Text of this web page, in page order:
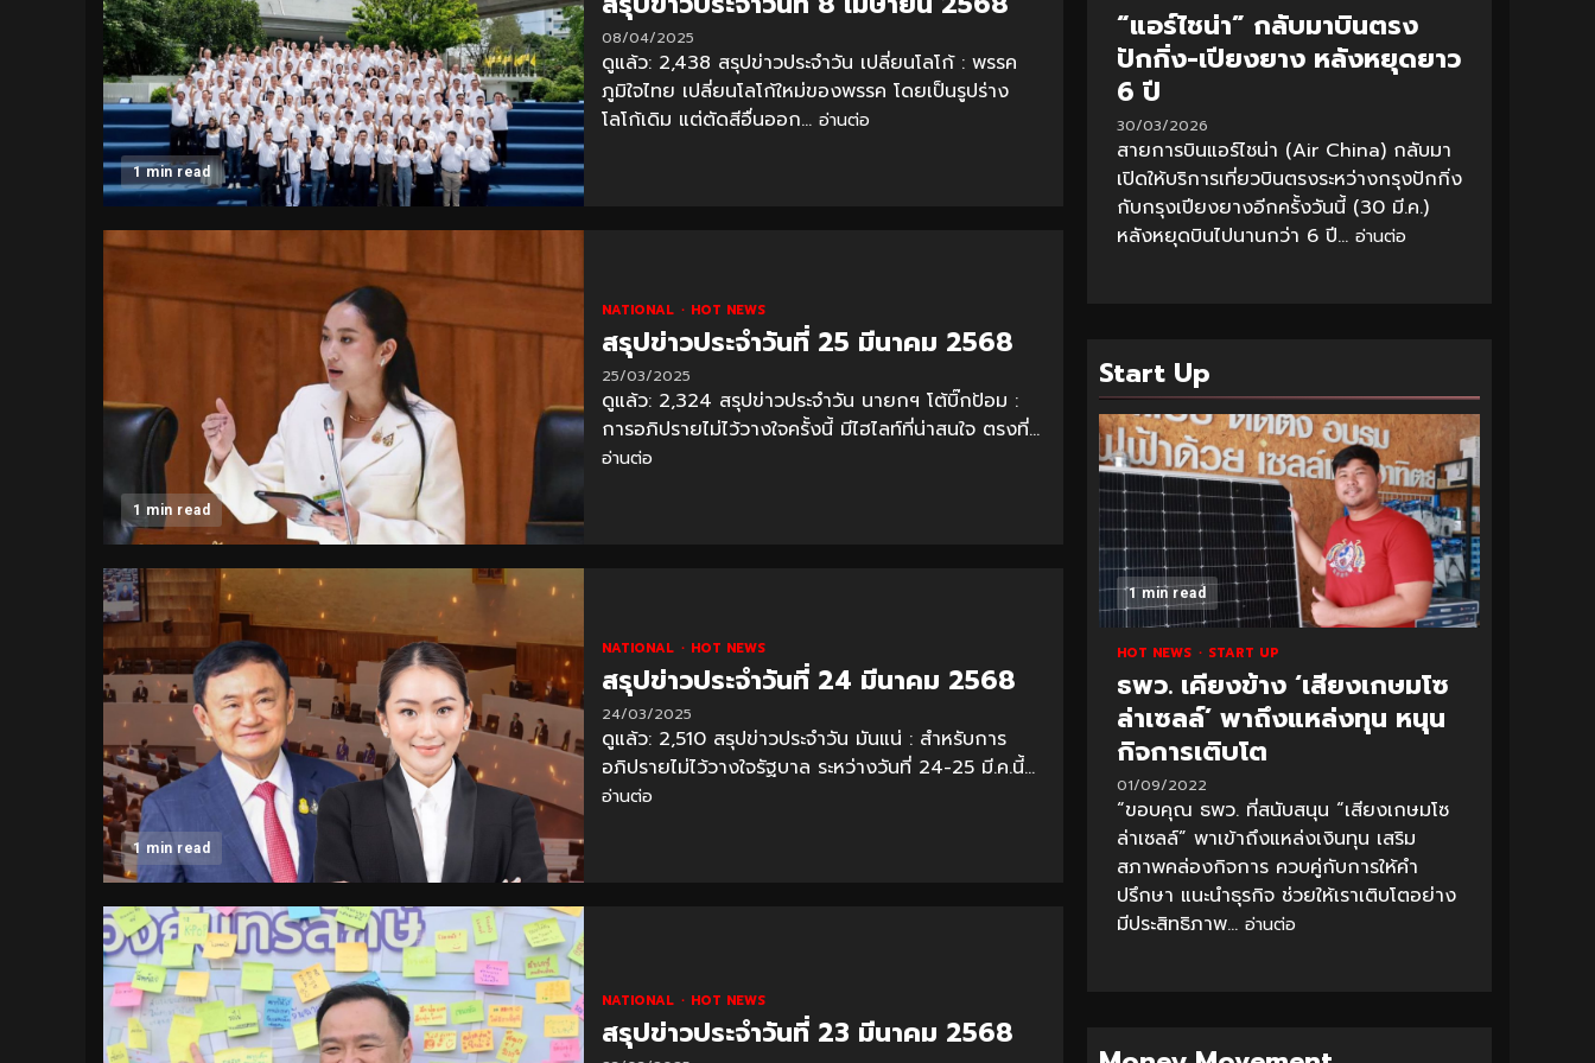
1 min read
08/04/2025
ดูแล้ว: 2,438 สรุปข่าวประจำวัน เปลี่ยนโลโก้ : พรรค
ภูมิใจไทย เปลี่ยนโลโก้ใหม่ของพรรค โดยเป็นรูปร่าง
โลโก้เดิม แต่ตัดสีอื่นออก... อ่านต่อ
1 min read
NATIONAL HOT NEWS
สรุปข่าวประจำวันที่ 25 มีนาคม 2568
25/03/2025
ดูแล้ว: 2,324 สรุปข่าวประจำวัน นายกฯ โต้บิ๊กป้อม :
การอภิปรายไม่ไว้วางใจครั้งนี้ มีไฮไลท์ที่น่าสนใจ ตรงที่...
อ่านต่อ
1 min read
NATIONAL HOT NEWS
สรุปข่าวประจำวันที่ 24 มีนาคม 2568
24/03/2025
ดูแล้ว: 2,510 สรุปข่าวประจำวัน มันแน่ : สำหรับการ
อภิปรายไม่ไว้วางใจรัฐบาล ระหว่างวันที่ 24-25 มี.ค.นี้...
อ่านต่อ
NATIONAL HOT NEWS
สรุปข่าวประจำวันที่ 23 มีนาคม 2568
“แอร์ไชน่า” กลับมาบินตรง
ปักกิ่ง-เปียงยาง หลังหยุดยาว
6 ปี
30/03/2026
สายการบินแอร์ไชน่า (Air China) กลับมา
เปิดให้บริการเที่ยวบินตรงระหว่างกรุงปักกิ่ง
กับกรุงเปียงยางอีกครั้งวันนี้ (30 มี.ค.)
หลังหยุดบินไปนานกว่า 6 ปี... อ่านต่อ
Start Up
1 min read
HOT NEWS START UP
ธพว. เคียงข้าง ‘เสียงเกษมโซ
ล่าเซลล์’ พาถึงแหล่งทุน หนุน
กิจการเติบโต
01/09/2022
“ขอบคุณ ธพว. ที่สนับสนุน “เสียงเกษมโซ
ล่าเซลล์” พาเข้าถึงแหล่งเงินทุน เสริม
สภาพคล่องกิจการ ควบคู่กับการให้คำ
ปรึกษา แนะนำธุรกิจ ช่วยให้เราเติบโตอย่าง
มีประสิทธิภาพ... อ่านต่อ